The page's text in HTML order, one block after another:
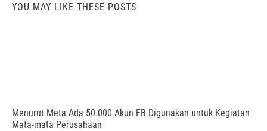
YOU MAY LIKE THESE POSTS
Menurut Meta Ada 50.000 Akun FB Digunakan untuk Kegiatan
Mata-mata Perusahaan